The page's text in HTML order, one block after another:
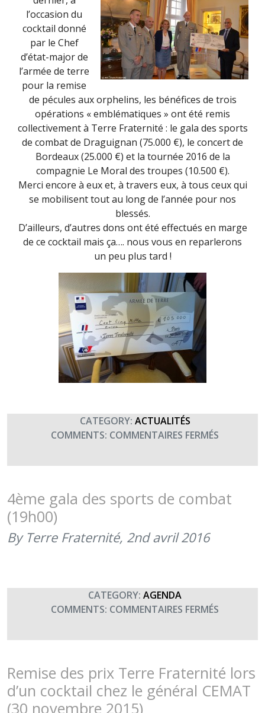
l’occasion du
cocktail donné
par le Chef
d’état-major de
l’armée de terre
pour la remise
de pécules aux orphelins, les bénéfices de trois
opérations « emblématiques » ont été remis
collectivement à Terre Fraternité : le gala des sports
de combat de Draguignan (75.000 €), le concert de
Bordeaux (25.000 €) et la tournée 2016 de la
compagnie Le Moral des troupes (10.500 €).
Merci encore à eux et, à travers eux, à tous ceux qui
se mobilisent tout au long de l’année pour nos
blessés.
D’ailleurs, d’autres dons ont été effectués en marge
de ce cocktail mais ça…. nous vous en reparlerons
un peu plus tard !
CATEGORY: ACTUALITÉS
COMMENTS: COMMENTAIRES FERMÉS
TERRE
CHEZ
LE
«
4ème gala des sports de combat
(19h00)
By Terre Fraternité, 2nd avril 2016
CATEGORY: AGENDA
COMMENTS: COMMENTAIRES FERMÉS
GALA
SPORTS
DE
COMBAT
Remise des prix Terre Fraternité lors
d’un cocktail chez le général CEMAT
(30 novembre 2015)